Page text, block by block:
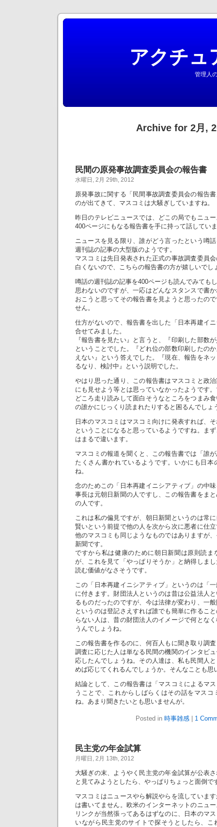
アクチュ
管理人
Archive for 2月,
民間の原発事故調査委員会の報告書
水曜日, 2月 29th, 2012
原発事故に関する「民間事故調査委員会の報告
のが出てきて、マスコミは大騒ぎしていますね。
昨日のテレビニュースでは、どこの局でもニュ
400ページにもなる報告書を手に持って話してい
ニュースを見る限り、誰がどう言ったという噂
週刊誌の記事の大型版のようです。
マスコミは先日発表された正式の事故調査委員
白くないので、こちらの報告書の方が嬉しいでし
噂話の週刊誌の記事を400ページも読んでみても
思わないのですが、一応はどんなスタンスで書
おこうと思ってその報告書を見ようと思ったの
せん。
仕方がないので、報告書を出した「日本再建イ
合せてみました。
『報告書を見たい』と言うと、『印刷した部数
ということでした。『どれ位の部数印刷したの
えない』という答えでした。『現在、報告をネ
るなり、検討中』という説明でした。
やはり思った通り、この報告書はマスコミと政
にも見せよう等とは思っていなかったようです
どころ走り読みして面白そうなところをつまみ
の誰かにじっくり読まれたりすると困るんでしょ
日本のマスコミはマスコミ向けに発表すれば、
ということになると思っているようですね。ま
はまるで違います。
マスコミの報道を聞くと、この報告書では「誰
たくさん書かれているようです。いかにも日本
ね。
念のためこの「日本再建イニシアティブ」の中
事長は元朝日新聞の人ですし、この報告書をま
の人です。
これは私の偏見ですが、朝日新聞というのは常
賢いという前提で他の人を次から次に悪者に仕
他のマスコミも同じようなものではありますが
新聞です。
ですから私は健康のために朝日新聞は原則読ま
が、これを見て「やっぱりそうか」と納得しま
読む価値がなさそうです。
この「日本再建イニシアティブ」というのは「
に付きます。財団法人というのは昔は公益法人
るものだったのですが、今は法律が変わり、一
というのは登記さえすれば誰でも簡単に作るこ
らない人は、昔の財団法人のイメージで何とな
うんでしょうね。
この報告書を作るのに、何百人もに聞き取り調
調査に応じた人は単なる民間の機関のインタビ
応したんでしょうね。その人達は、私も民間人
めば応じてくれるんでしょうか。そんなことも思
結論として、この報告書は「マスコミによるマ
うことで、これからしばらくはその話をマス
ね。あまり聞きたいとも思いませんが。
Posted in 時事雑感 1
民主党の年金試算
月曜日, 2月 13th, 2012
大騒ぎの末、ようやく民主党の年金試算が公表
と見てみようとしたら、やっぱりちょっと面倒で
マスコミはニュースやら解説やらを流していま
は書いてません。欧米のインターネットのニュ
リンクが当然張ってあるはずなのに、日本のマ
いながら民主党のサイトで探そうとしたら、こ